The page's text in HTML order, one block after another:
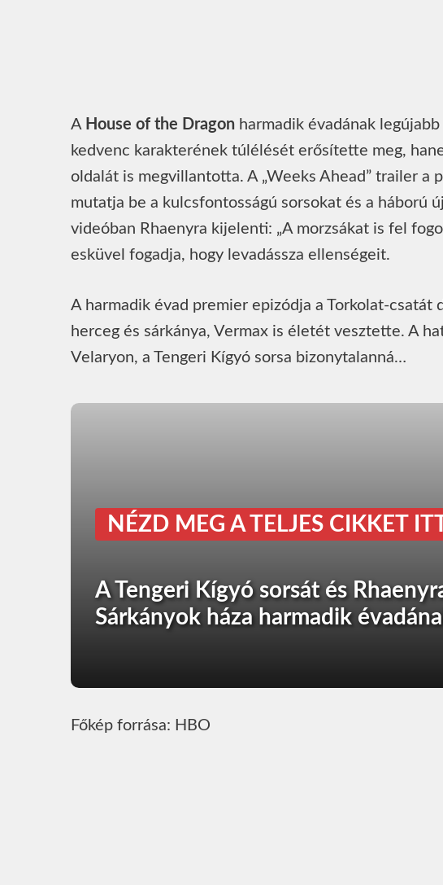
A House of the Dragon harmadik évadának
kedvenc karakterének túlélését erősítette meg,
oldalát is megvillantotta. A „Weeks Ahead” trailer a
mutatja be a kulcsfontosságú sorsokat és a háború
videóban Rhaenyra kijelenti: „A morzsákat is fel
esküvel fogadja, hogy levadássza ellenségeit.
A harmadik évad premier epizódja a Torkolat-csatát
herceg és sárkánya, Vermax is életét vesztette. A
Velaryon, a Tengeri Kígyó sorsa bizonytalanná…
NÉZD MEG A TELJES CIKKET
A Tengeri Kígyó sorsát és
Sárkányok háza harmadik
Főkép forrása: HBO